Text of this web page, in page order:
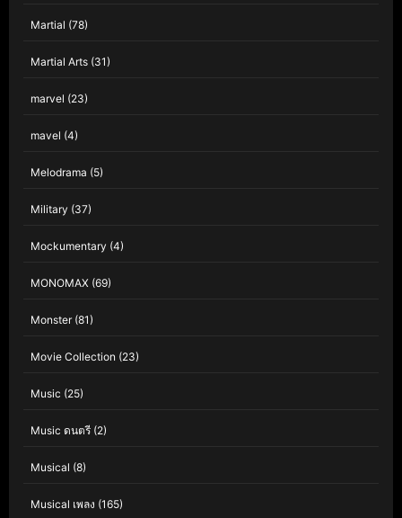
Martial (78)
Martial Arts (31)
marvel (23)
mavel (4)
Melodrama (5)
Military (37)
Mockumentary (4)
MONOMAX (69)
Monster(81)
Movie Collection (23)
Music (25)
Music ดนตรี (2)
Musical (8)
Musical เพลง (165)